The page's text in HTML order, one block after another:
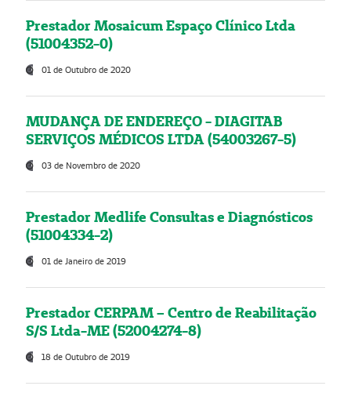
Prestador Mosaicum Espaço Clínico Ltda
(51004352-0)
01 de Outubro de 2020
MUDANÇA DE ENDEREÇO - DIAGITAB
SERVIÇOS MÉDICOS LTDA (54003267-5)
03 de Novembro de 2020
Prestador Medlife Consultas e Diagnósticos
(51004334-2)
01 de Janeiro de 2019
Prestador CERPAM – Centro de Reabilitação
S/S Ltda-ME (52004274-8)
18 de Outubro de 2019